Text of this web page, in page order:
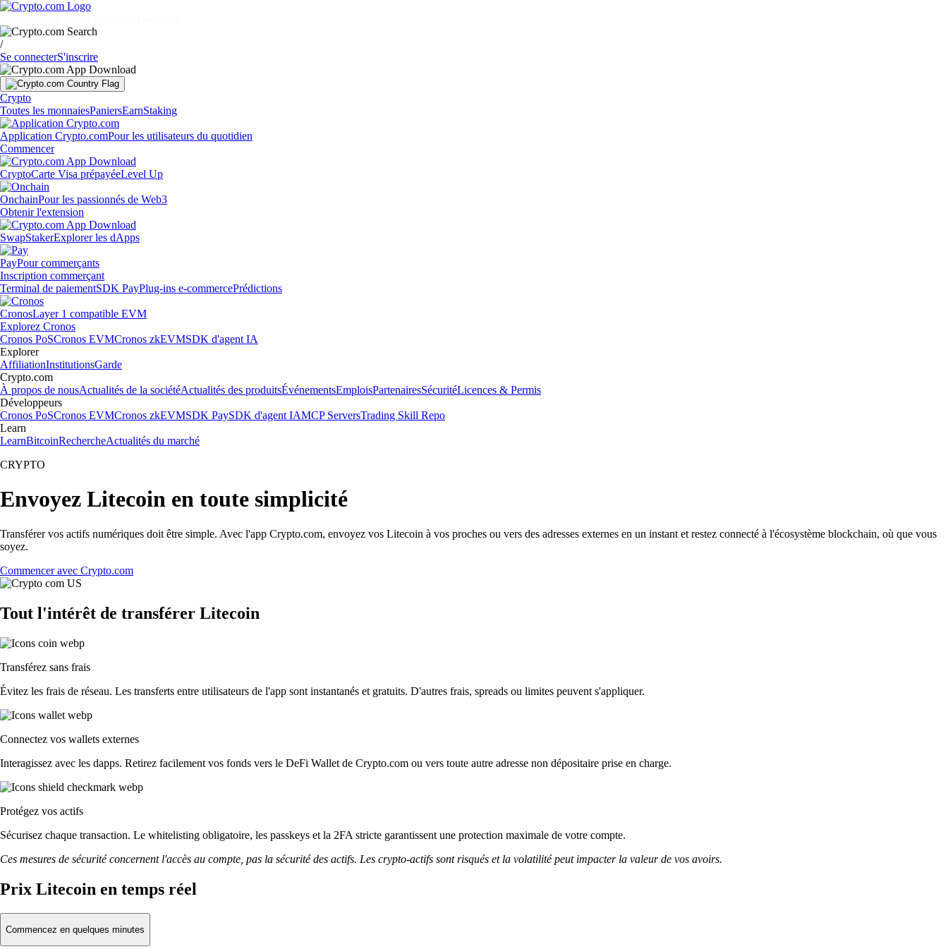
/
Se connecterS'inscrire
Crypto
Toutes les monnaiesPaniersEarnStaking
Application Crypto.comPour les utilisateurs du quotidien
Commencer
CryptoCarte Visa prépayéeLevel Up
OnchainPour les passionnés de Web3
Obtenir l'extension
SwapStakerExplorer les dApps
PayPour commerçants
Inscription commerçant
Terminal de paiementSDK PayPlug-ins e-commercePrédictions
CronosLayer 1 compatible EVM
Explorez Cronos
Cronos PoSCronos EVMCronos zkEVMSDK d'agent IA
Explorer
AffiliationInstitutionsGarde
Crypto.com
À propos de nousActualités de la sociétéActualités des produitsÉvénementsEmploisPartenairesSécuritéLicences & Permis
Développeurs
Cronos PoSCronos EVMCronos zkEVMSDK PaySDK d'agent IAMCP ServersTrading Skill Repo
Learn
LearnBitcoinRechercheActualités du marché
CRYPTO
Envoyez Litecoin en toute simplicité
Transférer vos actifs numériques doit être simple. Avec l'app Crypto.com, envoyez vos Litecoin à vos proches ou vers des adresses externes en un instant et restez connecté à l'écosystème blockchain, où que vous
soyez.
Commencer avec Crypto.com
Tout l'intérêt de transférer Litecoin
Transférez sans frais
Évitez les frais de réseau. Les transferts entre utilisateurs de l'app sont instantanés et gratuits. D'autres frais, spreads ou limites peuvent s'appliquer.
Connectez vos wallets externes
Interagissez avec les dapps. Retirez facilement vos fonds vers le DeFi Wallet de Crypto.com ou vers toute autre adresse non dépositaire prise en charge.
Protégez vos actifs
Sécurisez chaque transaction. Le whitelisting obligatoire, les passkeys et la 2FA stricte garantissent une protection maximale de votre compte.
Ces mesures de sécurité concernent l'accès au compte, pas la sécurité des actifs. Les crypto-actifs sont risqués et la volatilité peut impacter la valeur de vos avoirs.
Prix Litecoin en temps réel
Commencez en quelques minutes